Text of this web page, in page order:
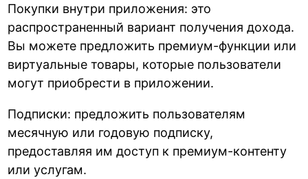
Покупки внутри приложения: это
распространенный вариант получения дохода.
Вы можете предложить премиум-функции или
виртуальные товары, которые пользователи
могут приобрести в приложении.
Подписки: предложить пользователям
месячную или годовую подписку,
предоставляя им доступ к премиум-контенту
или услугам.